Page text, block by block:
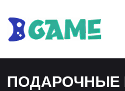
ПОДАРОЧНЫЕ